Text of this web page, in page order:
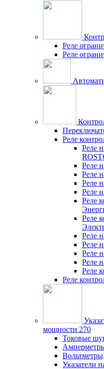
Реле
Реле
Реле
Реле
Реле
Реле
Реле
Реле
Реле
Реле
Реле
Реле
Реле
Реле
Реле
Реле
мощности 270
Токовые
Указатели